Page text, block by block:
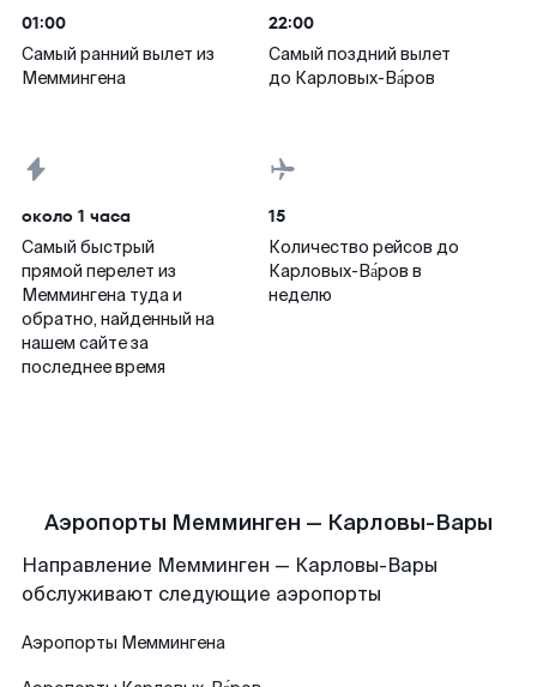
01:00
Самый ранний вылет из
Меммингена
22:00
Самый поздний вылет
до Карловых-Ва́ров
около 1 часа
Самый быстрый
прямой перелет из
Меммингена туда и
обратно, найденный на
нашем сайте за
последнее время
15
Количество рейсов до
Карловых-Ва́ров в
неделю
Аэропорты Мемминген — Карловы-Вары
Направление Мемминген — Карловы-Вары
обслуживают следующие аэропорты
Аэропорты Меммингена